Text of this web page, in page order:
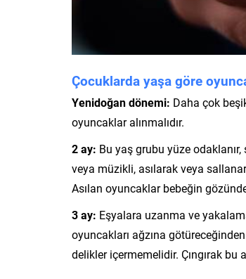
Çocuklarda yaşa göre
Yenidoğan dönemi: Daha çok
oyuncaklar alınmalıdır.
2 ay: Bu yaş grubu yüze
veya müzikli, asılarak veya
Asılan oyuncaklar bebeğin
3 ay: Eşyalara uzanma ve
oyuncakları ağzına
delikler içermemelidir. Çıngırak bu